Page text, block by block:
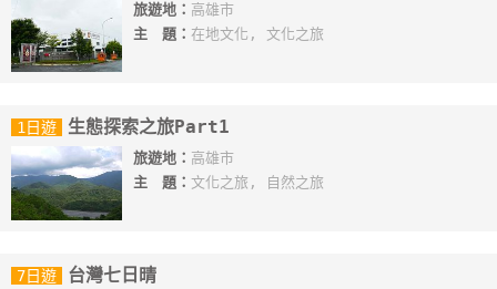
旅遊地： 高雄市
主 題： 在地文化, 文化之旅
1日遊 生態探索之旅Part1
旅遊地： 高雄市
主 題： 文化之旅, 自然之旅
7日遊 台灣七日晴